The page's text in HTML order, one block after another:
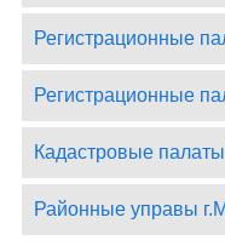
Регистрационные
Регистрационные
Кадастровые
Районные управы